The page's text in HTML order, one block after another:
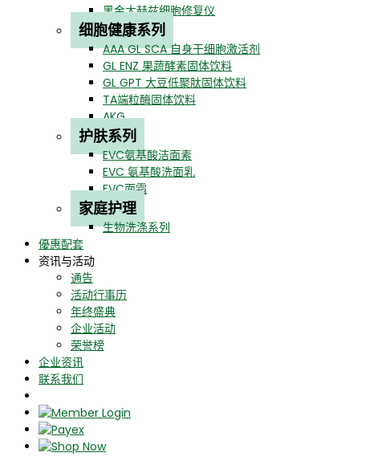
黑金太赫兹细胞修复仪
细胞健康系列
AAA GL SCA 自身干细胞激活剂
GL ENZ 果蔬酵素固体饮料
GL GPT 大豆低聚肽固体饮料
TA端粒酶固体饮料
AKG
护肤系列
EVC氨基酸洁面素
EVC 氨基酸洗面乳
EVC面霜
家庭护理
生物洗涤系列
優惠配套
资讯与活动
通告
活动行事历
年终盛典
企业活动
荣誉榜
企业资讯
联系我们